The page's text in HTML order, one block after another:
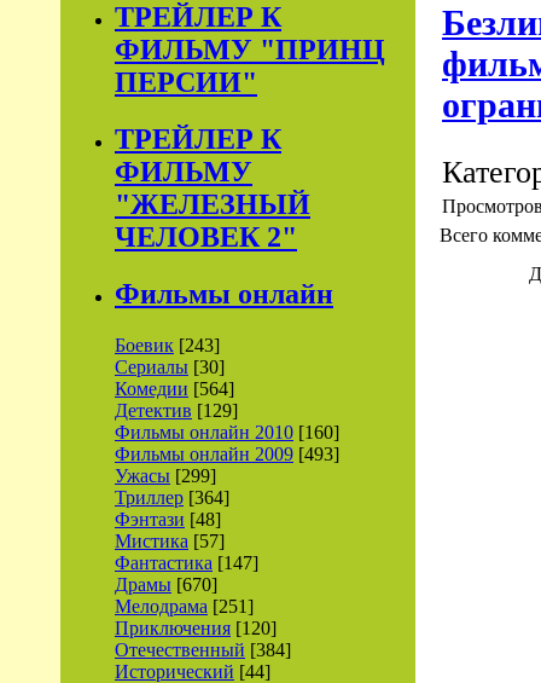
ТРЕЙЛЕР К
ФИЛЬМУ "ПРИНЦ
ПЕРСИИ"
ТРЕЙЛЕР К
ФИЛЬМУ
"ЖЕЛЕЗНЫЙ
ЧЕЛОВЕК 2"
Фильмы онлайн
Боевик [243]
Сериалы [30]
Комедии [564]
Детектив [129]
Фильмы онлайн 2010 [160]
Фильмы онлайн 2009 [493]
Ужасы [299]
Триллер [364]
Фэнтази [48]
Мистика [57]
Фантастика [147]
Драмы [670]
Мелодрама [251]
Приключения [120]
Отечественный [384]
Исторический [44]
Всего